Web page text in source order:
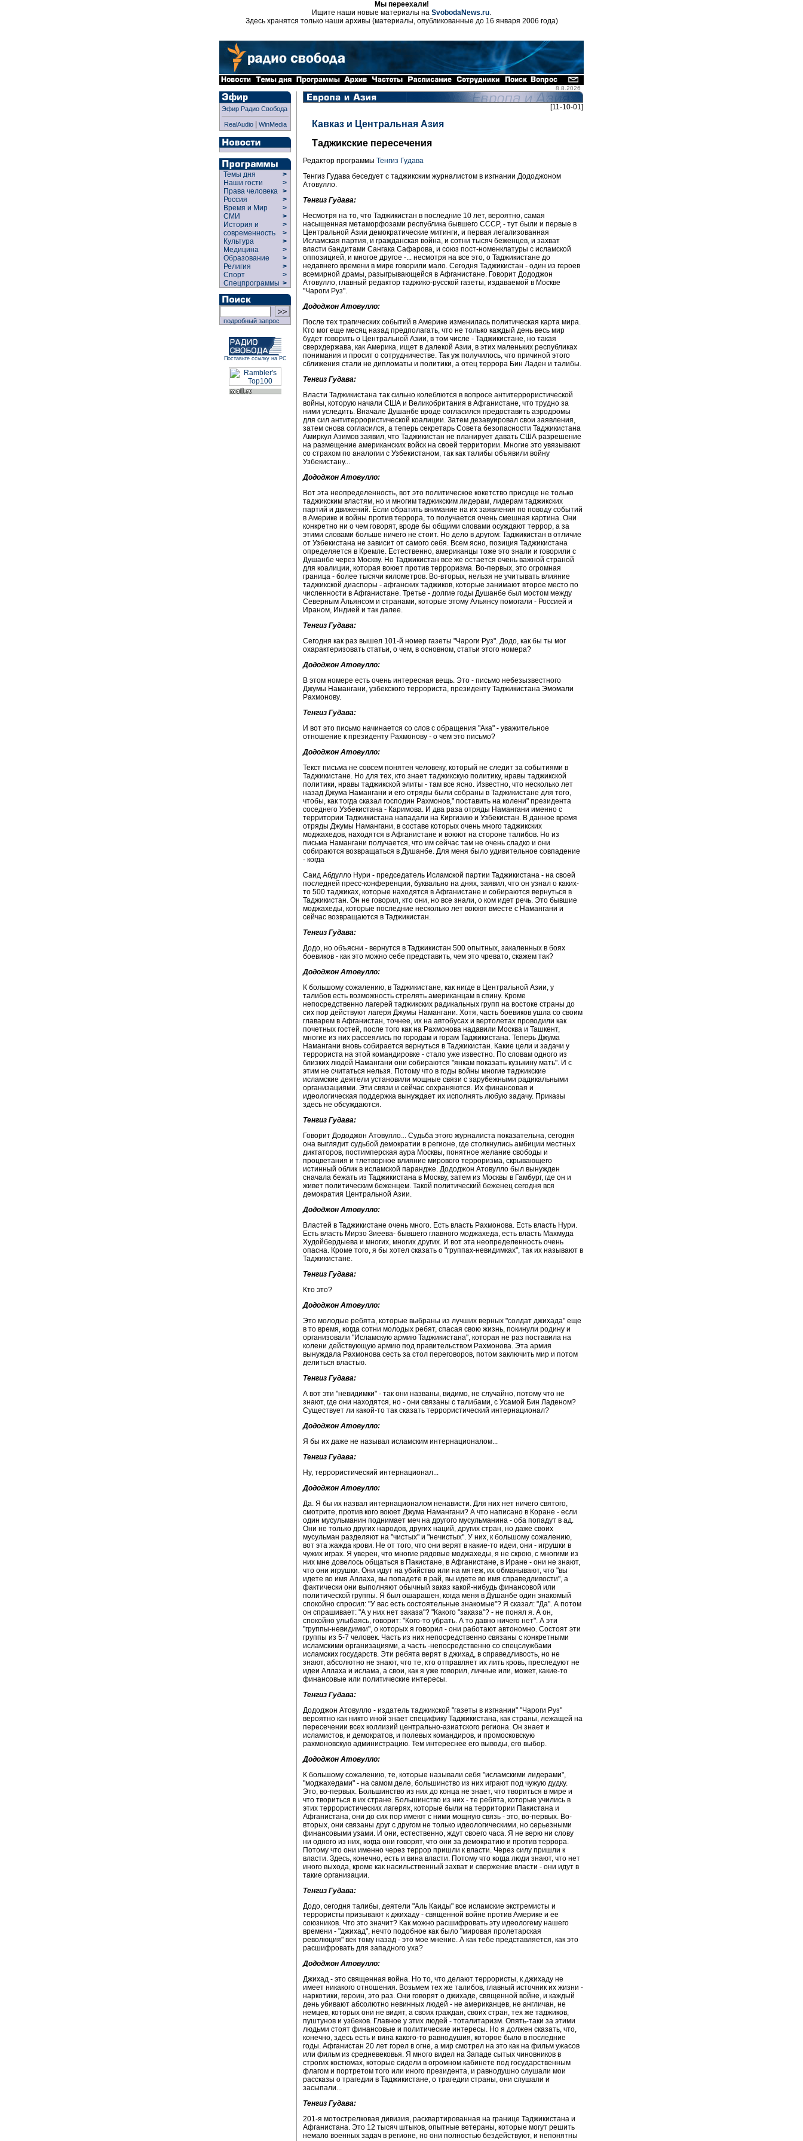
Мы переехали!
Ищите наши новые материалы на SvobodaNews.ru.
Здесь хранятся только наши архивы (материалы, опубликованные до 16 января 2006 года)
8.8.2026
Эфир Радио Свобода
RealAudio| WinMedia
Темы дня
>
Наши гости
>
Права человека >
Россия
>
Время и Мир
>
СМИ
>
История и
современность
>
>
Культура
>
Медицина
>
Образование
>
Религия
>
Спорт
>
Спецпрограммы >
подробный запрос
Поставьте ссылку на РС
[11-10-01]
Кавказ и Центральная Азия
Таджикские пересечения
Редактор программы Тенгиз Гудава
Тенгиз Гудава беседует с таджикским журналистом в изгнании Дододжоном
Атовулло.
Тенгиз Гудава:
Несмотря на то, что Таджикистан в последние 10 лет, вероятно, самая
насыщенная метаморфозами республика бывшего СССР, - тут были и первые в
Центральной Азии демократические митинги, и первая легализованная
Исламская партия, и гражданская война, и сотни тысяч беженцев, и захват
власти бандитами Сангака Сафарова, и союз пост-номенклатуры с исламской
оппозицией, и многое другое -... несмотря на все это, о Таджикистане до
недавнего времени в мире говорили мало. Сегодня Таджикистан - один из героев
всемирной драмы, разыгрывающейся в Афганистане. Говорит Дододжон
Атовулло, главный редактор таджико-русской газеты, издаваемой в Москве
"Чароги Руз".
Дододжон Атовулло:
После тех трагических событий в Америке изменилась политическая карта мира.
Кто мог еще месяц назад предполагать, что не только каждый день весь мир
будет говорить о Центральной Азии, в том числе - Таджикистане, но такая
сверхдержава, как Америка, ищет в далекой Азии, в этих маленьких республиках
понимания и просит о сотрудничестве. Так уж получилось, что причиной этого
сближения стали не дипломаты и политики, а отец террора Бин Ладен и талибы.
Тенгиз Гудава:
Власти Таджикистана так сильно колеблются в вопросе антитеррористической
войны, которую начали США и Великобритания в Афганистане, что трудно за
ними уследить. Вначале Душанбе вроде согласился предоставить аэродромы
для сил антитеррористической коалиции. Затем дезавуировал свои заявления,
затем снова согласился, а теперь секретарь Совета безопасности Таджикистана
Амиркул Азимов заявил, что Таджикистан не планирует давать США разрешение
на размещение американских войск на своей территории. Многие это увязывают
со страхом по аналогии с Узбекистаном, так как талибы объявили войну
Узбекистану...
Дододжон Атовулло:
Вот эта неопределенность, вот это политическое кокетство присуще не только
таджикским властям, но и многим таджикским лидерам, лидерам таджикских
партий и движений. Если обратить внимание на их заявления по поводу событий
в Америке и войны против террора, то получается очень смешная картина. Они
конкретно ни о чем говорят, вроде бы общими словами осуждают террор, а за
этими словами больше ничего не стоит. Но дело в другом: Таджикистан в отличие
от Узбекистана не зависит от самого себя. Всем ясно, позиция Таджикистана
определяется в Кремле. Естественно, американцы тоже это знали и говорили с
Душанбе через Москву. Но Таджикистан все же остается очень важной страной
для коалиции, которая воюет против терроризма. Во-первых, это огромная
граница - более тысячи километров. Во-вторых, нельзя не учитывать влияние
таджикской диаспоры - афганских таджиков, которые занимают второе место по
численности в Афганистане. Третье - долгие годы Душанбе был мостом между
Северным Альянсом и странами, которые этому Альянсу помогали - Россией и
Ираном, Индией и так далее.
Тенгиз Гудава:
Сегодня как раз вышел 101-й номер газеты "Чароги Руз". Додо, как бы ты мог
охарактеризовать статьи, о чем, в основном, статьи этого номера?
Дододжон Атовулло:
В этом номере есть очень интересная вещь. Это - письмо небезызвестного
Джумы Намангани, узбекского террориста, президенту Таджикистана Эмомали
Рахмонову.
Тенгиз Гудава:
И вот это письмо начинается со слов с обращения "Ака" - уважительное
отношение к президенту Рахмонову - о чем это письмо?
Дододжон Атовулло:
Текст письма не совсем понятен человеку, который не следит за событиями в
Таджикистане. Но для тех, кто знает таджикскую политику, нравы таджикской
политики, нравы таджикской элиты - там все ясно. Известно, что несколько лет
назад Джума Намангани и его отряды были собраны в Таджикистане для того,
чтобы, как тогда сказал господин Рахмонов," поставить на колени" президента
соседнего Узбекистана - Каримова. И два раза отряды Намангани именно с
территории Таджикистана нападали на Киргизию и Узбекистан. В данное время
отряды Джумы Намангани, в составе которых очень много таджикских
моджахедов, находятся в Афганистане и воюют на стороне талибов. Но из
письма Намангани получается, что им сейчас там не очень сладко и они
собираются возвращаться в Душанбе. Для меня было удивительное совпадение
- когда
Саид Абдулло Нури - председатель Исламской партии Таджикистана - на своей
последней пресс-конференции, буквально на днях, заявил, что он узнал о каких-
то 500 таджиках, которые находятся в Афганистане и собираются вернуться в
Таджикистан. Он не говорил, кто они, но все знали, о ком идет речь. Это бывшие
моджахеды, которые последние несколько лет воюют вместе с Намангани и
сейчас возвращаются в Таджикистан.
Тенгиз Гудава:
Додо, но объясни - вернутся в Таджикистан 500 опытных, закаленных в боях
боевиков - как это можно себе представить, чем это чревато, скажем так?
Дододжон Атовулло:
К большому сожалению, в Таджикистане, как нигде в Центральной Азии, у
талибов есть возможность стрелять американцам в спину. Кроме
непосредственно лагерей таджикских радикальных групп на востоке страны до
сих пор действуют лагеря Джумы Намангани. Хотя, часть боевиков ушла со своим
главарем в Афганистан, точнее, их на автобусах и вертолетах проводили как
почетных гостей, после того как на Рахмонова надавили Москва и Ташкент,
многие из них рассеялись по городам и горам Таджикистана. Теперь Джума
Намангани вновь собирается вернуться в Таджикистан. Какие цели и задачи у
террориста на этой командировке - стало уже известно. По словам одного из
близких людей Намангани они собираются "янкам показать кузькину мать". И с
этим не считаться нельзя. Потому что в годы войны многие таджикские
исламские деятели установили мощные связи с зарубежными радикальными
организациями. Эти связи и сейчас сохраняются. Их финансовая и
идеологическая поддержка вынуждает их исполнять любую задачу. Приказы
здесь не обсуждаются.
Тенгиз Гудава:
Говорит Дододжон Атовулло... Судьба этого журналиста показательна, сегодня
она выглядит судьбой демократии в регионе, где столкнулись амбиции местных
диктаторов, постимперская аура Москвы, понятное желание свободы и
процветания и тлетворное влияние мирового терроризма, скрывающего
истинный облик в исламской парандже. Дододжон Атовулло был вынужден
сначала бежать из Таджикистана в Москву, затем из Москвы в Гамбург, где он и
живет политическим беженцем. Такой политический беженец сегодня вся
демократия Центральной Азии.
Дододжон Атовулло:
Властей в Таджикистане очень много. Есть власть Рахмонова. Есть власть Нури.
Есть власть Мирзо Зиеева- бывшего главного моджахеда, есть власть Махмуда
Худойбердыева и многих, многих других. И вот эта неопределенность очень
опасна. Кроме того, я бы хотел сказать о "группах-невидимках", так их называют в
Таджикистане.
Тенгиз Гудава:
Кто это?
Дододжон Атовулло:
Это молодые ребята, которые выбраны из лучших верных "солдат джихада" еще
в то время, когда сотни молодых ребят, спасая свою жизнь, покинули родину и
организовали "Исламскую армию Таджикистана", которая не раз поставила на
колени действующую армию под правительством Рахмонова. Эта армия
вынуждала Рахмонова сесть за стол переговоров, потом заключить мир и потом
делиться властью.
Тенгиз Гудава:
А вот эти "невидимки" - так они названы, видимо, не случайно, потому что не
знают, где они находятся, но - они связаны с талибами, с Усамой Бин Ладеном?
Существует ли какой-то так сказать террористический интернационал?
Дододжон Атовулло:
Я бы их даже не называл исламским интернационалом...
Тенгиз Гудава:
Ну, террористический интернационал...
Дододжон Атовулло:
Да. Я бы их назвал интернационалом ненависти. Для них нет ничего святого,
смотрите, против кого воюет Джума Намангани? А что написано в Коране - если
один мусульманин поднимает меч на другого мусульманина - оба попадут в ад.
Они не только других народов, других наций, других стран, но даже своих
мусульман разделяют на "чистых" и "нечистых". У них, к большому сожалению,
вот эта жажда крови. Не от того, что они верят в какие-то идеи, они - игрушки в
чужих играх. Я уверен, что многие рядовые моджахеды, я не скрою, с многими из
них мне довелось общаться в Пакистане, в Афганистане, в Иране - они не знают,
что они игрушки. Они идут на убийство или на мятеж, их обманывают, что "вы
идете во имя Аллаха, вы попадете в рай, вы идете во имя справедливости", а
фактически они выполняют обычный заказ какой-нибудь финансовой или
политической группы. Я был ошарашен, когда меня в Душанбе один знакомый
спокойно спросил: "У вас есть состоятельные знакомые"? Я сказал: "Да". А потом
он спрашивает: "А у них нет заказа"? "Какого "заказа"? - не понял я. А он,
спокойно улыбаясь, говорит: "Кого-то убрать. А то давно ничего нет". А эти
"группы-невидимки", о которых я говорил - они работают автономно. Состоят эти
группы из 5-7 человек. Часть из них непосредственно связаны с конкретными
исламскими организациями, а часть -непосредственно со спецслужбами
исламских государств. Эти ребята верят в джихад, в справедливость, но не
знают, абсолютно не знают, что те, кто отправляет их лить кровь, преследуют не
идеи Аллаха и ислама, а свои, как я уже говорил, личные или, может, какие-то
финансовые или политические интересы.
Тенгиз Гудава:
Дододжон Атовулло - издатель таджикской "газеты в изгнании" "Чароги Руз"
вероятно как никто иной знает специфику Таджикистана, как страны, лежащей на
пересечении всех коллизий центрально-азиатского региона. Он знает и
исламистов, и демократов, и полевых командиров, и промосковскую
рахмоновскую администрацию. Тем интереснее его выводы, его выбор.
Дододжон Атовулло:
К большому сожалению, те, которые называли себя "исламскими лидерами",
"моджахедами" - на самом деле, большинство из них играют под чужую дудку.
Это, во-первых. Большинство из них до конца не знает, что твориться в мире и
что твориться в их стране. Большинство из них - те ребята, которые учились в
этих террористических лагерях, которые были на территории Пакистана и
Афганистана, они до сих пор имеют с ними мощную связь - это, во-первых. Во-
вторых, они связаны друг с другом не только идеологическими, но серьезными
финансовыми узами. И они, естественно, ждут своего часа. Я не верю ни слову
ни одного из них, когда они говорят, что они за демократию и против террора.
Потому что они именно через террор пришли к власти. Через силу пришли к
власти. Здесь, конечно, есть и вина власти. Потому что когда люди знают, что нет
иного выхода, кроме как насильственный захват и свержение власти - они идут в
такие организации.
Тенгиз Гудава:
Додо, сегодня талибы, деятели "Аль Каиды" все исламские экстремисты и
террористы призывают к джихаду - священной войне против Америке и ее
союзников. Что это значит? Как можно расшифровать эту идеологему нашего
времени - "джихад", нечто подобное как было "мировая пролетарская
революция" век тому назад - это мое мнение. А как тебе представляется, как это
расшифровать для западного уха?
Дододжон Атовулло:
Джихад - это священная война. Но то, что делают террористы, к джихаду не
имеет никакого отношения. Возьмем тех же талибов, главный источник их жизни -
наркотики, героин, это раз. Они говорят о джихаде, священной войне, и каждый
день убивают абсолютно невинных людей - не американцев, не англичан, не
немцев, которых они не видят, а своих граждан, своих стран, тех же таджиков,
пуштунов и узбеков. Главное у этих людей - тоталитаризм. Опять-таки за этими
людьми стоят финансовые и политические интересы. Но я должен сказать, что,
конечно, здесь есть и вина какого-то равнодушия, которое было в последние
годы. Афганистан 20 лет горел в огне, а мир смотрел на это как на фильм ужасов
или фильм из средневековья. Я много видел на Западе сытых чиновников в
строгих костюмах, которые сидели в огромном кабинете под государственным
флагом и портретом того или иного президента, и равнодушно слушали мои
рассказы о трагедии в Таджикистане, о трагедии страны, они слушали и
засыпали...
Тенгиз Гудава:
201-я мотострелковая дивизия, расквартированная на границе Таджикистана и
Афганистана. Это 12 тысяч штыков, опытные ветераны, которые могут решить
немало военных задач в регионе, но они полностью бездействуют, и непонятны